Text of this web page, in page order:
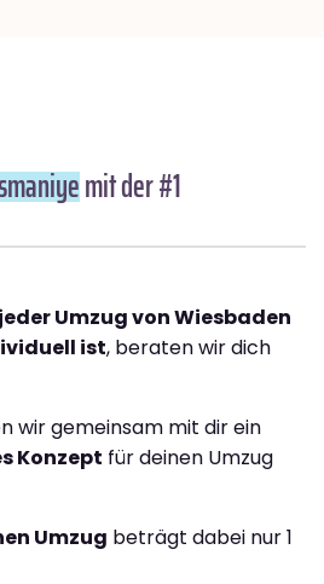
mit der #1
jeder Umzug von Wiesbaden
ist, beraten wir dich
wir gemeinsam mit dir ein
Konzept für deinen Umzug
Umzug beträgt dabei nur 1